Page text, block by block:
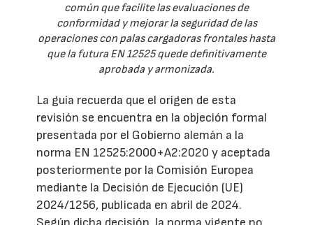
común que facilite las evaluaciones de
conformidad y mejorar la seguridad de las
operaciones con palas cargadoras frontales hasta
que la futura EN 12525 quede definitivamente
aprobada y armonizada.
La guía recuerda que el origen de esta
revisión se encuentra en la objeción formal
presentada por el Gobierno alemán a la
norma EN 12525:2000+A2:2020 y aceptada
posteriormente por la Comisión Europea
mediante la Decisión de Ejecución (UE)
2024/1256, publicada en abril de 2024.